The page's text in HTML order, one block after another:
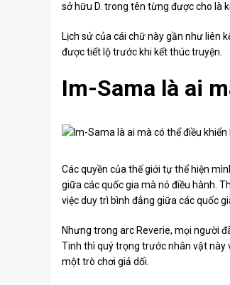
sở hữu D. trong tên từng được cho là
Lịch sử của cái chữ này gần như liên
được tiết lộ trước khi kết thúc truyện.
Im-Sama là ai
Các quyền của thế giới tự thể hiện
giữa các quốc gia mà nó điều hành.
việc duy trì bình đẳng giữa các quốc
Nhưng trong arc Reverie, mọi người
Tinh thì quý trọng trước nhân vật này
một trò chơi giả dối.